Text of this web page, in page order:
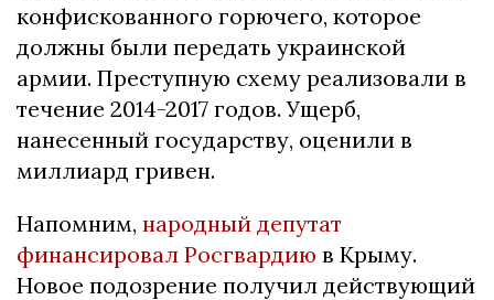
конфискованного горючего, которое
должны были передать украинской
армии. Преступную схему реализовали в
течение 2014-2017 годов. Ущерб,
нанесенный государству, оценили в
миллиард гривен.
Напомним, народный депутат
финансировал Росгвардию в Крыму.
Новое подозрение получил действующий